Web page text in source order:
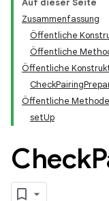
Auf dieser Seite
Zusammenfassung
Öffentliche
Öffentliche
Öffentliche
Öffentliche
setUp
Check